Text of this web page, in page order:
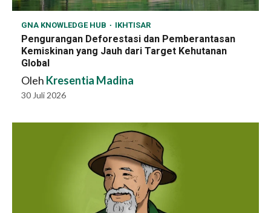
GNA KNOWLEDGE HUB IKHTISAR
Pengurangan Deforestasi dan Pemberantasan
Kemiskinan yang Jauh dari Target Kehutanan
Global
Oleh Kresentia Madina
30 Juli 2026